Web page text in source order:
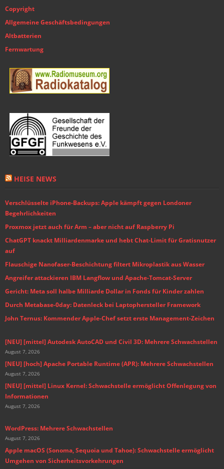
Copyright
Allgemeine Geschäftsbedingungen
Altbatterien
Fernwartung
HEISE NEWS
Verschlüsselte iPhone-Backups: Apple kämpft gegen Londoner
Begehrlichkeiten
Proxmox jetzt auch für Arm – aber nicht auf Raspberry Pi
ChatGPT knackt Milliardenmarke und hebt Chat-Limit für Gratisnutzer
auf
Flauschige Nanofaser-Beschichtung filtert Mikroplastik aus Wasser
Angreifer attackieren IBM Langflow und Apache-Tomcat-Server
Gericht: Meta soll halbe Milliarde Dollar in Fonds für Kinder zahlen
Durch Metabase-0day: Datenleck bei Laptophersteller Framework
John Ternus: Kommender Apple-Chef setzt erste Management-Zeichen
[NEU] [mittel] Autodesk AutoCAD und Civil 3D: Mehrere Schwachstellen
August 7, 2026
[NEU] [hoch] Apache Portable Runtime (APR): Mehrere Schwachstellen
August 7, 2026
[NEU] [mittel] Linux Kernel: Schwachstelle ermöglicht Offenlegung von
Informationen
August 7, 2026
WordPress: Mehrere Schwachstellen
August 7, 2026
Apple macOS (Sonoma, Sequoia und Tahoe): Schwachstelle ermöglicht
Umgehen von Sicherheitsvorkehrungen